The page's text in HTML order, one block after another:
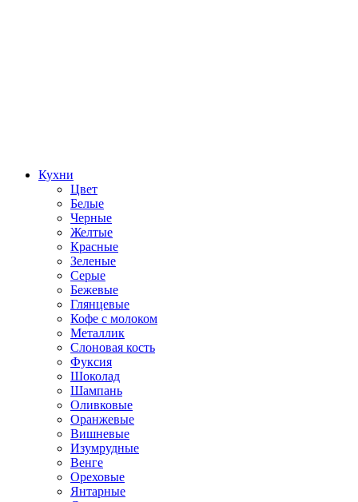
Кухни
Цвет
Белые
Черные
Желтые
Красные
Зеленые
Серые
Бежевые
Глянцевые
Кофе с молоком
Металлик
Слоновая кость
Фуксия
Шоколад
Шампань
Оливковые
Оранжевые
Вишневые
Изумрудные
Венге
Ореховые
Янтарные